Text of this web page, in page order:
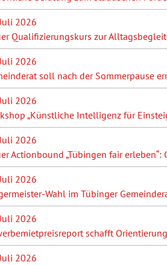
2026
Qualifizierungskurs zur
2026
soll nach der Sommerpause
2026
„Künstliche Intelligenz für
2026
Actionbound „Tübingen fair erleben“:
2026
Wahl im Tübinger
2026
schafft
2026